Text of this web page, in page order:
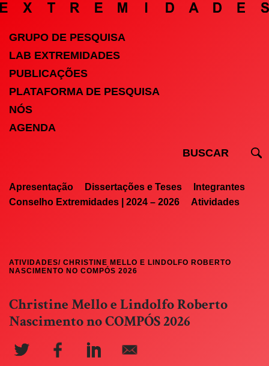
GRUPO DE PESQUISA
LAB EXTREMIDADES
PUBLICAÇÕES
PLATAFORMA DE PESQUISA
NÓS
AGENDA
Apresentação Dissertações e Teses
Integrantes
Conselho Extremidades | 2024 – 2026
Atividades
ATIVIDADES/ CHRISTINE MELLO E LINDOLFO ROBERTO
NASCIMENTO NO COMPÓS 2026
Christine Mello e Lindolfo Roberto
Nascimento no COMPÓS 2026